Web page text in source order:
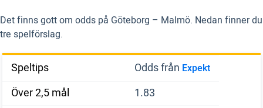
Det finns gott om odds på Göteborg – Malmö. Nedan finner du
tre spelförslag.
Speltips Odds från Expekt
Över 2,5 mål
1.83